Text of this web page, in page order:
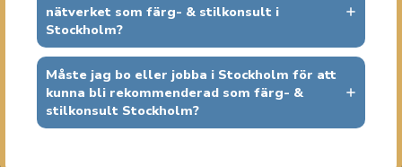
nätverket som färg- & stilkonsult i
Stockholm?
Måste jag bo eller jobba i Stockholm för att
kunna bli rekommenderad som färg- &
stilkonsult Stockholm?